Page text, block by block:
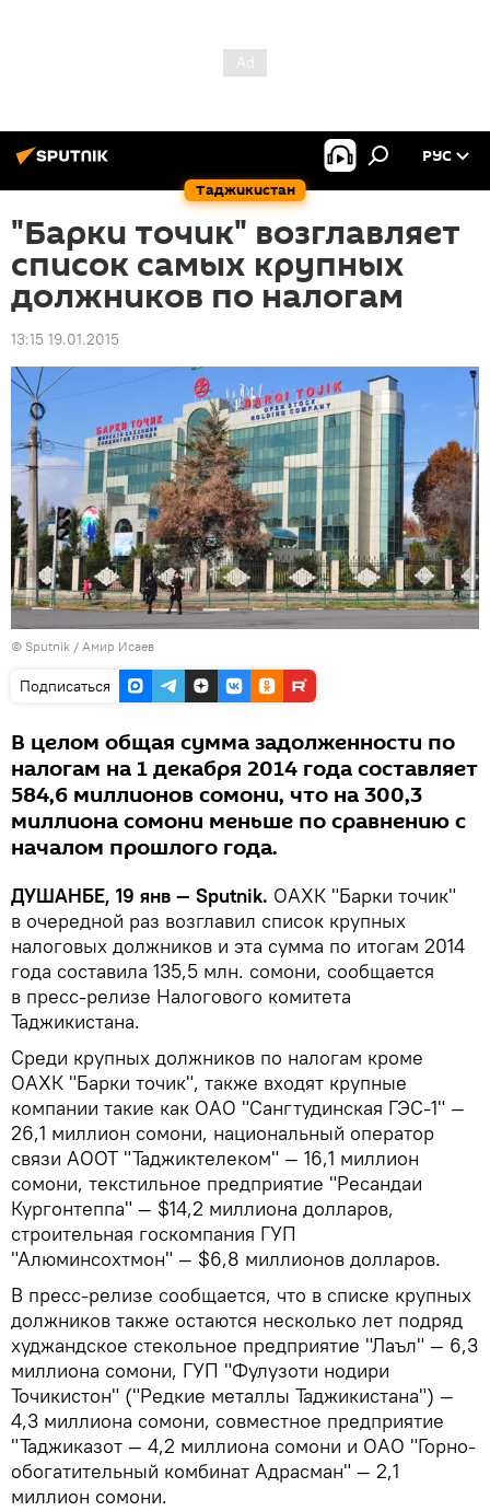
Таджикистан
РУС
"Барки точик" возглавляет
список самых крупных
должников по налогам
13:15 19.01.2015
© Sputnik / Амир Исаев
Подписаться
В целом общая сумма задолженности по
налогам на 1 декабря 2014 года составляет
584,6 миллионов сомони, что на 300,3
миллиона сомони меньше по сравнению с
началом прошлого года.
ДУШАНБЕ, 19 янв — Sputnik. ОАХК "Барки точик"
в очередной раз возглавил список крупных
налоговых должников и эта сумма по итогам 2014
года составила 135,5 млн. сомони, сообщается
в пресс-релизе Налогового комитета
Таджикистана.
Среди крупных должников по налогам кроме
ОАХК "Барки точик", также входят крупные
компании такие как ОАО "Сангтудинская ГЭС-1" —
26,1 миллион сомони, национальный оператор
связи АООТ "Таджиктелеком" — 16,1 миллион
сомони, текстильное предприятие "Ресандаи
Кургонтеппа" — $14,2 миллиона долларов,
строительная госкомпания ГУП
"Алюминсохтмон" — $6,8 миллионов долларов.
В пресс-релизе сообщается, что в списке крупных
должников также остаются несколько лет подряд
худжандское стекольное предприятие "Лаъл" — 6,3
миллиона сомони, ГУП "Фулузоти нодири
Точикистон" ("Редкие металлы Таджикистана") —
4,3 миллиона сомони, совместное предприятие
"Таджиказот — 4,2 миллиона сомони и ОАО "Горно-
обогатительный комбинат Адрасман" — 2,1
миллион сомони.